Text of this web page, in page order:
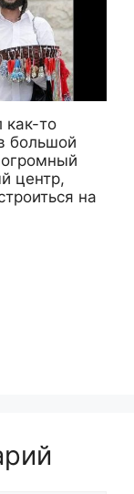
как-то
большой
центр,
на